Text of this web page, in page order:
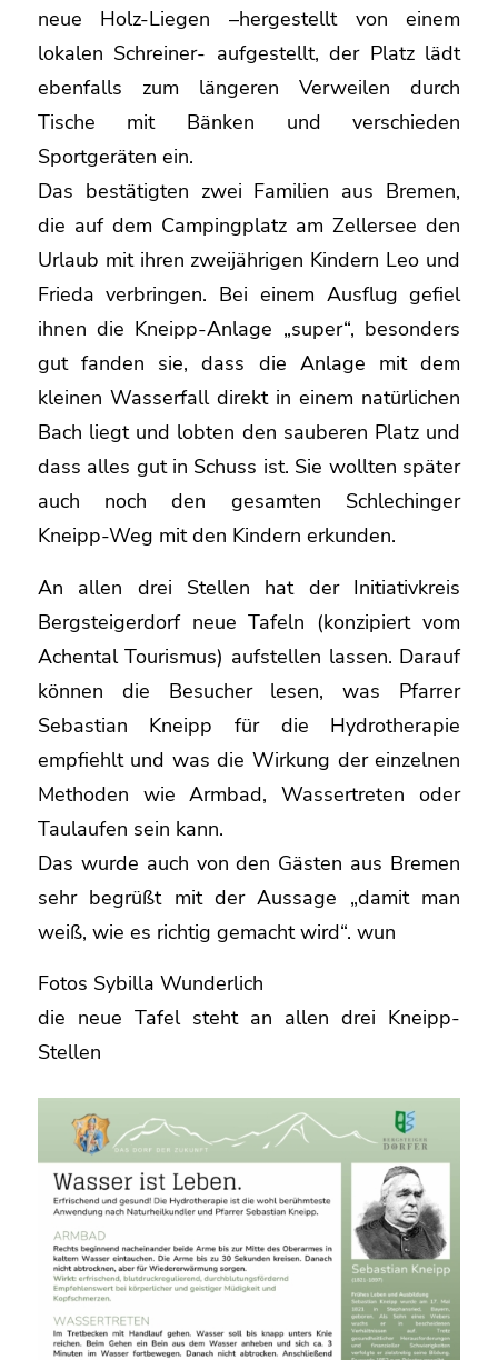
neue Holz-Liegen –hergestellt von einem
lokalen Schreiner- aufgestellt, der Platz lädt
ebenfalls zum längeren Verweilen durch
Tische mit Bänken und verschieden
Sportgeräten ein.
Das bestätigten zwei Familien aus Bremen,
die auf dem Campingplatz am Zellersee den
Urlaub mit ihren zweijährigen Kindern Leo und
Frieda verbringen. Bei einem Ausflug gefiel
ihnen die Kneipp-Anlage „super“, besonders
gut fanden sie, dass die Anlage mit dem
kleinen Wasserfall direkt in einem natürlichen
Bach liegt und lobten den sauberen Platz und
dass alles gut in Schuss ist. Sie wollten später
auch noch den gesamten Schlechinger
Kneipp-Weg mit den Kindern erkunden.
An allen drei Stellen hat der Initiativkreis
Bergsteigerdorf neue Tafeln (konzipiert vom
Achental Tourismus) aufstellen lassen. Darauf
können die Besucher lesen, was Pfarrer
Sebastian Kneipp für die Hydrotherapie
empfiehlt und was die Wirkung der einzelnen
Methoden wie Armbad, Wassertreten oder
Taulaufen sein kann.
Das wurde auch von den Gästen aus Bremen
sehr begrüßt mit der Aussage „damit man
weiß, wie es richtig gemacht wird“. wun
Fotos Sybilla Wunderlich
die neue Tafel steht an allen drei Kneipp-
Stellen